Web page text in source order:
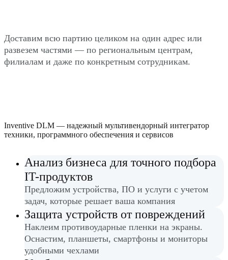
Доставим всю партию целиком на один адрес или
развезем частями — по региональным центрам,
филиалам и даже по конкретным сотрудникам.
Inventive DLM — надежный мультивендорный интегратор
техники, программного обеспечения и сервисов
Анализ бизнеса для точного подбора
IT-продуктов
Предложим устройства, ПО и услуги с учетом
задач, которые решает ваша компания
Защита устройств от повреждений
Наклеим противоударные пленки на экраны.
Оснастим, планшеты, смартфоны и мониторы
удобными чехлами